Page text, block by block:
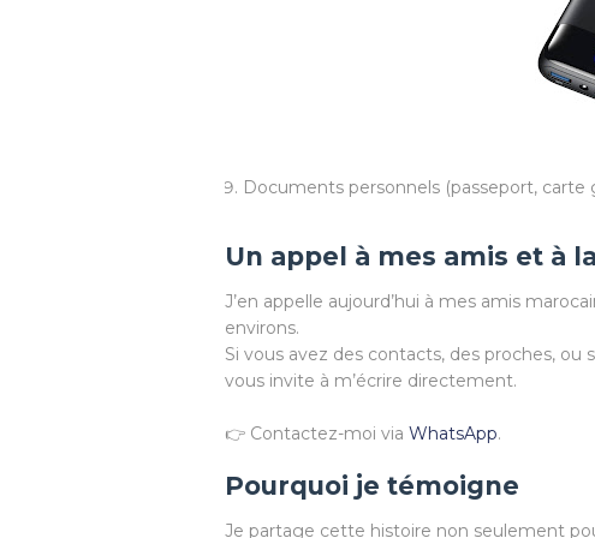
Documents personnels (passeport, carte
Un appel à mes amis et à
J’en appelle aujourd’hui à mes amis
environs.
Si vous avez des contacts, des proches, ou
vous invite à m’écrire directement.
👉 Contactez-moi via WhatsApp.
Pourquoi je témoigne
Je partage cette histoire non seulement